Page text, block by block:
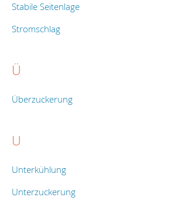
Stabile Seitenlage
Stromschlag
Ü
Überzuckerung
U
Unterkühlung
Unterzuckerung